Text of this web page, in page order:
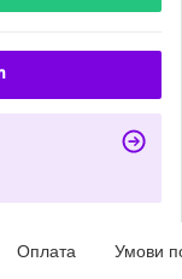
Оплата Умови